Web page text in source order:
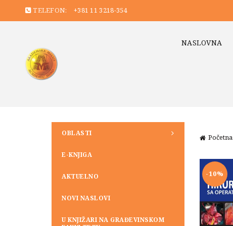
TELEFON: +381 11 3218-354
NASLOVNA
Početna
-10%
OBLASTI
E-KNJIGA
AKTUELNO
NOVI NASLOVI
U KNJIŽARI NA GRAĐEVINSKOM